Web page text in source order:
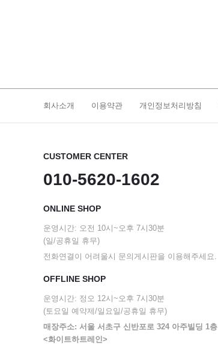
회사소개 이용약관 개인정보처리방침
CUSTOMER CENTER
010-5620-1602
ONLINE SHOP
운영시간: 오전 10시~오후 7시30분
(일/공휴일 휴무)
전화연결이 어려울시 문의게시판을 이용해주세요.
OFFLINE SHOP
운영시간: 정오 12시~오후 7시30분
(토요일 예약제/일요일/공휴일 휴무)
매장주소: 서울 서초구 신반포로 324 아주빌딩 1층
<화이트하트레인>